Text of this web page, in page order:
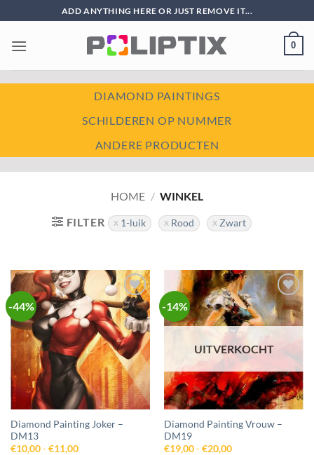
naar
inhoud
ADD ANYTHING HERE OR JUST REMOVE IT...
0
DIAMOND PAINTINGS
SCHILDEREN OP NUMMER
ANDERE PRODUCTEN
HOME / WINKEL
FILTER
1-luik Rood Zwart
-44%
Toevoegen
aan
wenslijst
Diamond Painting Joker –
DM13
€10,00 - €11,00Prijsklasse:
-14%
Toevoegen
aan
wenslijst
UITVERKOCHT
Diamond Painting Vrouw –
DM19
€19,00 - €20,00Prijsklasse: